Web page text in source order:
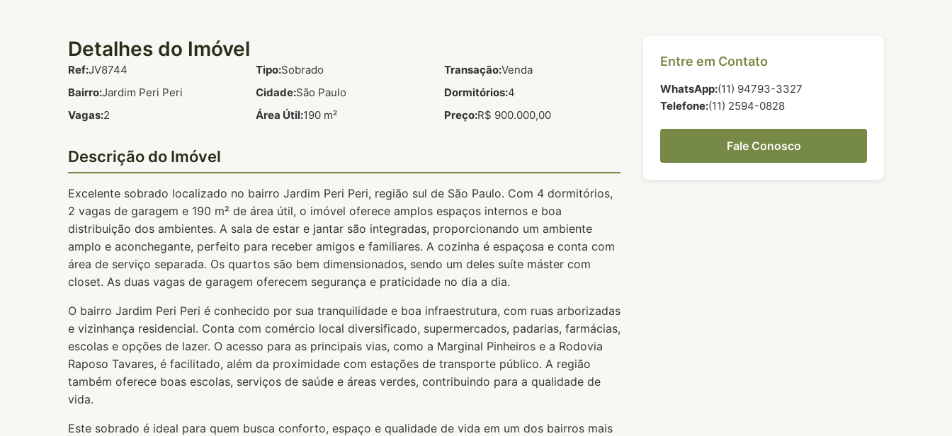
Detalhes do Imóvel
Ref:JV8744 Tipo:Sobrado Transação:Venda
Bairro:Jardim Peri Peri Cidade:São Paulo Dormitórios:4
Vagas:2 Área Útil:190 m² Preço:R$ 900.000,00
Descrição do Imóvel
Excelente sobrado localizado no bairro Jardim Peri Peri, região sul de São Paulo. Com 4 dormitórios,
2 vagas de garagem e 190 m² de área útil, o imóvel oferece amplos espaços internos e boa
distribuição dos ambientes. A sala de estar e jantar são integradas, proporcionando um ambiente
amplo e aconchegante, perfeito para receber amigos e familiares. A cozinha é espaçosa e conta com
área de serviço separada. Os quartos são bem dimensionados, sendo um deles suíte máster com
closet. As duas vagas de garagem oferecem segurança e praticidade no dia a dia.
O bairro Jardim Peri Peri é conhecido por sua tranquilidade e boa infraestrutura, com ruas arborizadas
e vizinhança residencial. Conta com comércio local diversificado, supermercados, padarias, farmácias,
escolas e opções de lazer. O acesso para as principais vias, como a Marginal Pinheiros e a Rodovia
Raposo Tavares, é facilitado, além da proximidade com estações de transporte público. A região
também oferece boas escolas, serviços de saúde e áreas verdes, contribuindo para a qualidade de
vida.
Este sobrado é ideal para quem busca conforto, espaço e qualidade de vida em um dos bairros mais
Entre em Contato
WhatsApp:(11) 94793-3327
Telefone:(11) 2594-0828
Fale Conosco